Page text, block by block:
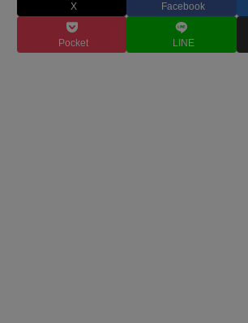
X Facebook
Pocket LINE